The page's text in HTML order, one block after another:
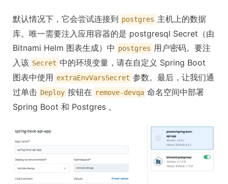
默认情况下，它会尝试连接到 postgres 主机上的数据
库。唯一需要注入应用容器的是 postgresql Secret（由
Bitnami Helm 图表生成）中 postgres 用户密码。要注
入该 Secret 中的环境变量，请在自定义 Spring Boot
图表中使用 extraEnvVarsSecret 参数。最后，让我们通
过单击 Deploy 按钮在 remove-devqa 命名空间中部署
Spring Boot 和 Postgres 。